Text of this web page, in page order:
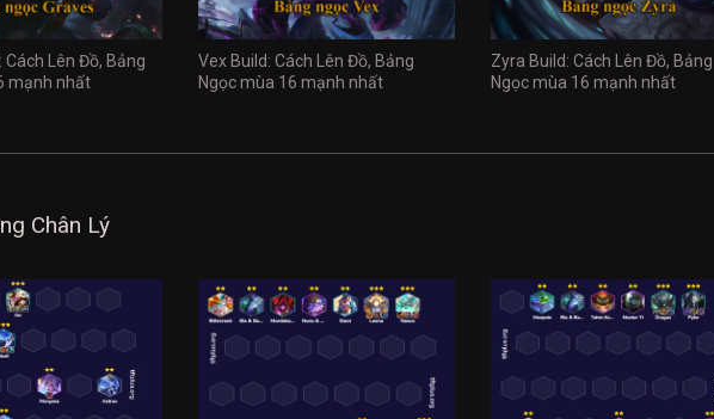
Cách Lên Đồ, Bảng
mạnh nhất
Vex Build: Cách Lên Đồ, Bảng
Ngọc mùa 16 mạnh nhất
Zyra Build: Cách Lên Đồ, Bảng
Ngọc mùa 16 mạnh nhất
Chân Lý